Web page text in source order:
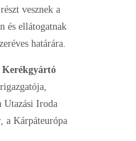
vesznek a
és ellátogatnak
határára.
Kerékgyártó
Utazási Iroda
, a Kárpáteurópa